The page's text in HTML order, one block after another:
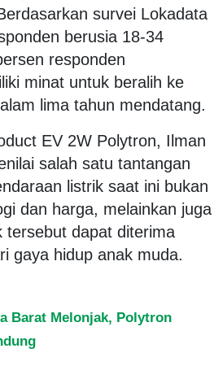
survei Lokadata
berusia 18-34
responden
minat untuk beralih ke
lima tahun mendatang.
EV 2W Polytron, Ilman
salah satu tantangan
listrik saat ini bukan
dan harga, melainkan juga
tersebut dapat diterima
gaya hidup anak muda.
Barat Melonjak, Polytron